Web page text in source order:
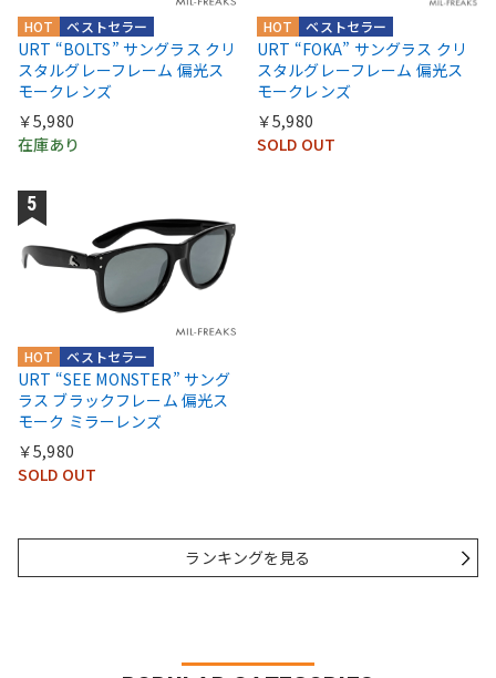
ベストセラー
HOT
URT “BOLTS” サングラス クリ
スタルグレーフレーム 偏光ス
モークレンズ
￥5,980
在庫あり
ベストセラー
HOT
URT “FOKA” サングラス クリ
スタルグレーフレーム 偏光ス
モークレンズ
￥5,980
SOLD OUT
ベストセラー
HOT
URT “SEE MONSTER” サング
ラス ブラックフレーム 偏光ス
モーク ミラーレンズ
￥5,980
SOLD OUT
ランキングを見る